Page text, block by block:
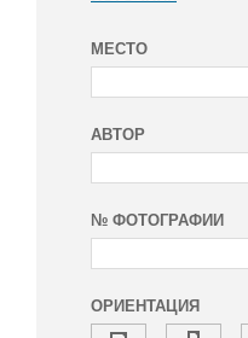
МЕСТО
АВТОР
№ ФОТОГРАФИИ
ОРИЕНТАЦИЯ